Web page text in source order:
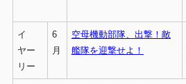
イ
ヤー
リー
6
月
空母機動部隊、出撃！敵
艦隊を迎撃せよ！